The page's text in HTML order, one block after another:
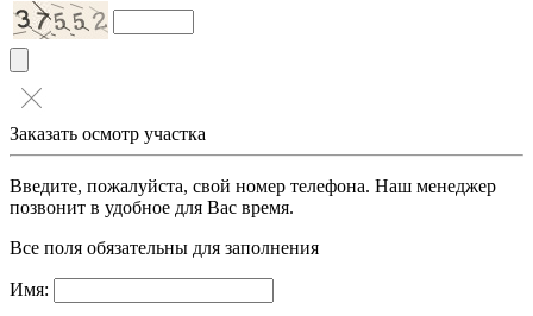
Заказать осмотр участка
Введите, пожалуйста, свой номер телефона. Наш менеджер
позвонит в удобное для Вас время.
Все поля обязательны для заполнения
Имя: